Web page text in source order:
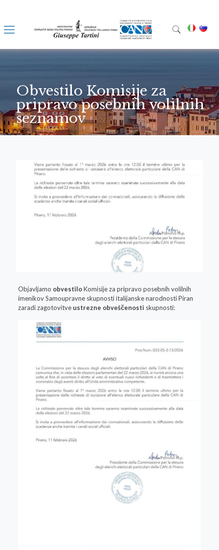
Obvestilo Komisije za
pripravo posebnih volilnih
seznamov
Objavljamo obvestiloKomisije za pripravo posebnih volilnih
imenikov Samoupravne skupnosti italijanske narodnosti Piran
zaradi zagotovitve ustrezne obveščenosti skupnosti: